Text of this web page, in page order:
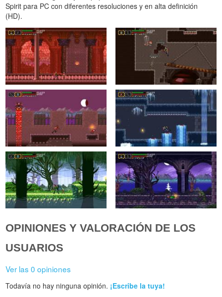
Spirit para PC con diferentes resoluciones y en alta definición
(HD).
OPINIONES Y VALORACIÓN DE LOS
USUARIOS
Ver las 0 opiniones
Todavía no hay ninguna opinión. ¡Escribe la tuya!